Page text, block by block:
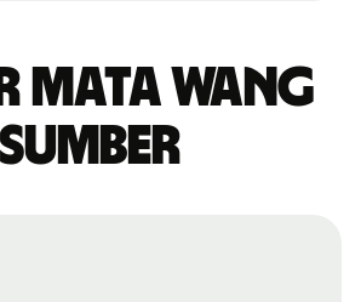
mata wang
sumber